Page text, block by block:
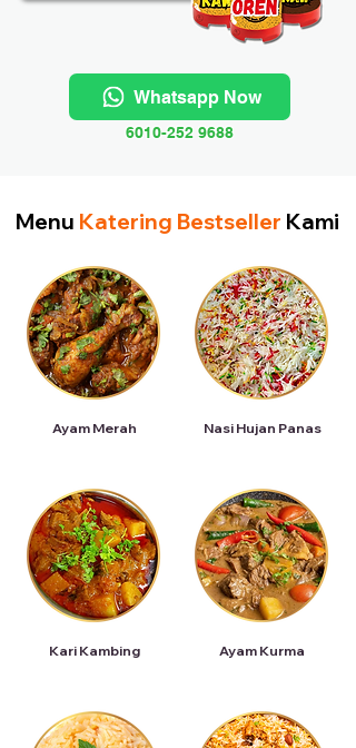
Whatsapp Now
6010-252 9688
Menu Katering Bestseller Kami
Ayam Merah
Kari Kambing
Nasi Hujan Panas
Ayam Kurma